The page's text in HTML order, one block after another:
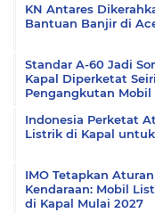
KN Antares
Bantuan Banjir di
Standar A-60 Jadi
Kapal Diperketat
Pengangkutan
Indonesia Perketat
Listrik di Kapal
IMO Tetapkan
Kendaraan: Mobil
di Kapal Mulai 2027